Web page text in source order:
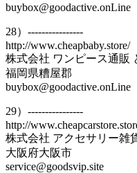
buybox@goodactive.onLine
28）----------------
http://www.cheapbaby.store/
株式会社 ワンピース通販
福岡県糟屋郡
buybox@goodactive.onLine
29）----------------
http://
株式会社 アクセサリー雑
大阪府大阪市
service@goodsvip.site